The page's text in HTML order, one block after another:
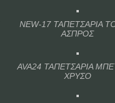
NEW-17 ΤΑΠΕΤΣΑΡΙΑ
ΑΣΠΡΟΣ
AVA24 ΤΑΠΕΤΣΑΡΙΑ
ΧΡΥΣΟ